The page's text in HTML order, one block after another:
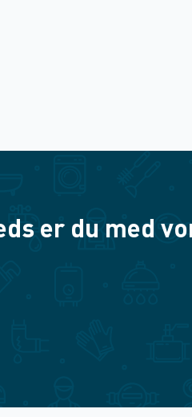
er du med